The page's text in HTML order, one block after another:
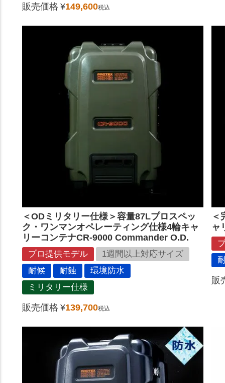
販売価格 ¥149,600税込
＜ODミリタリー仕様＞容量87Lプロスペッ
ク・ワンマンオペレーティング仕様4輪キャ
リーコンテナCR-9000 Commander O.D.
プロ提供モデル
1週間以上対応サイズ
耐候
耐蝕
環境防水
ミリタリー仕様
販売価格 ¥139,700税込
＜
ャ
販